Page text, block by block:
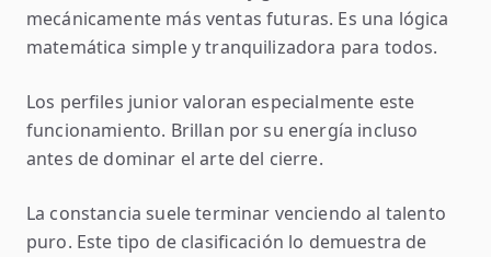
mecánicamente más ventas futuras. Es una lógica
matemática simple y tranquilizadora para todos.
Los perfiles junior valoran especialmente este
funcionamiento. Brillan por su energía incluso
antes de dominar el arte del cierre.
La constancia suele terminar venciendo al talento
puro. Este tipo de clasificación lo demuestra de